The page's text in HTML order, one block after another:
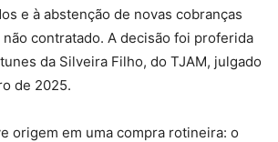
e à abstenção de novas cobranças
contratado. A decisão foi proferida
da Silveira Filho, do TJAM, julgado
de 2025.
origem em uma compra rotineira: o